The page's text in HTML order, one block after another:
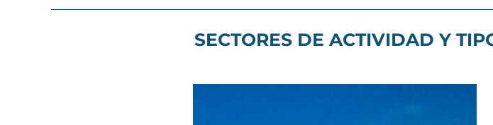
SECTORES DE ACTIVIDAD Y